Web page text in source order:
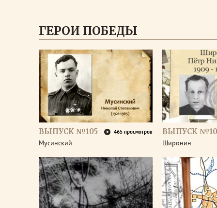
ГЕРОИ ПОБЕДЫ
ВЫПУСК №105 465 просмотров
Мусинский
ВЫПУСК
Широнин